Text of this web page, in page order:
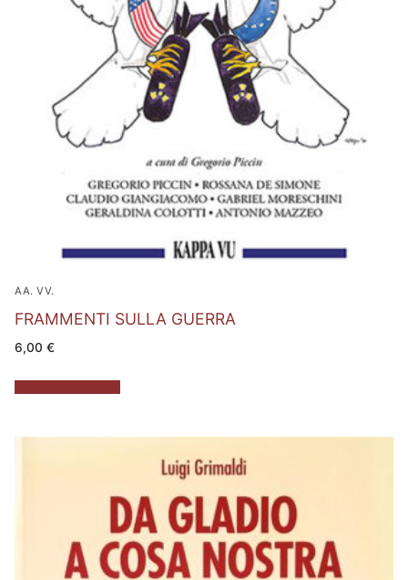
AA. VV.
FRAMMENTI SULLA GUERRA
6,00 €